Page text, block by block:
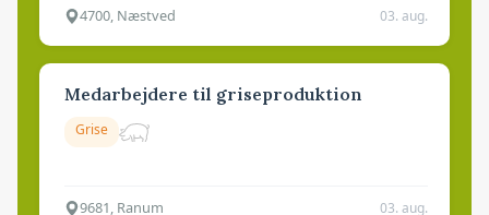
4700, Næstved 03. aug.
Medarbejdere til griseproduktion
Grise
9681, Ranum 03. aug.